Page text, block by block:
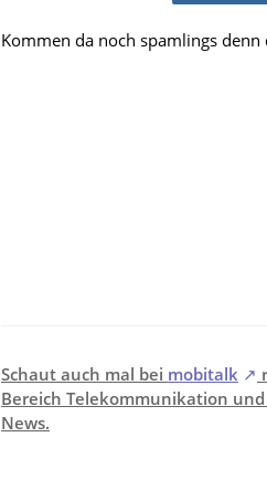
Kommen da noch spamlings
Schaut auch mal bei mobitalk
Bereich Telekommunikation
News.